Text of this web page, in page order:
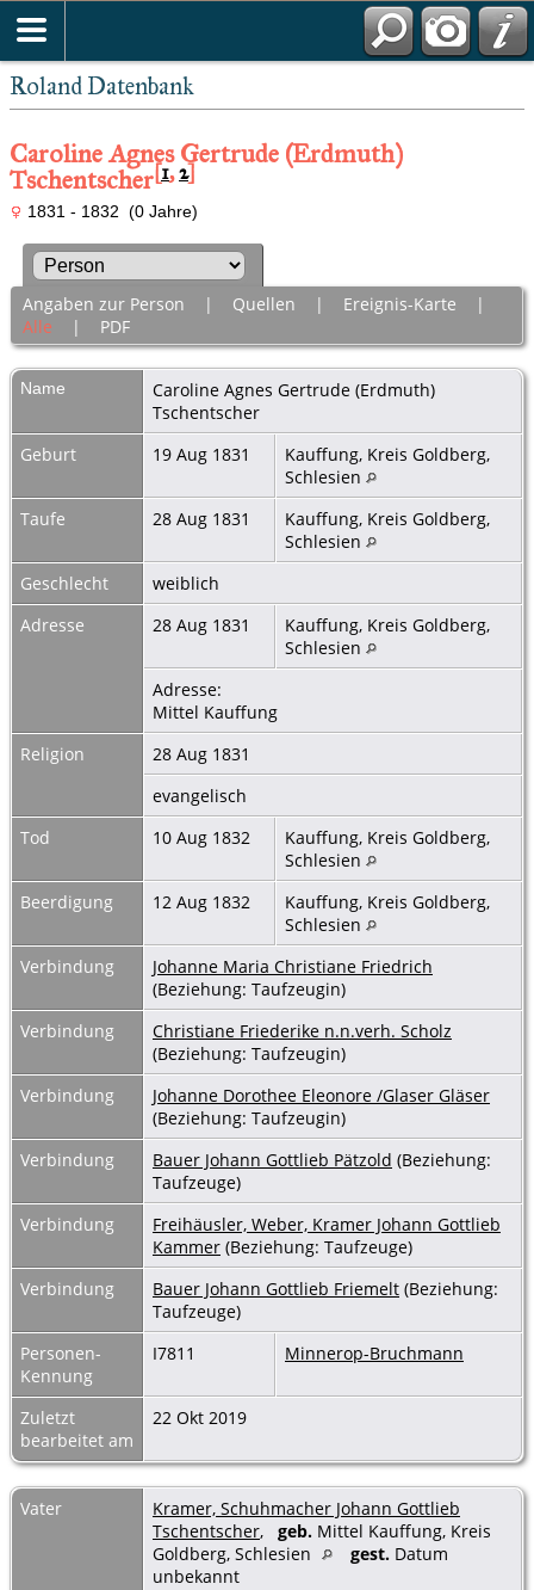
Roland Datenbank
Caroline Agnes Gertrude (Erdmuth)
Tschentscher[1,2]
1831 - 1832 (0 Jahre)
Angaben zur Person | Quellen | Ereignis-Karte |
Alle | PDF
Name
Caroline Agnes Gertrude (Erdmuth)
Tschentscher
Geburt
19 Aug 1831
Kauffung, Kreis Goldberg,
Schlesien
Taufe
28 Aug 1831
Kauffung, Kreis Goldberg,
Schlesien
Geschlecht
weiblich
Adresse
28 Aug 1831
Kauffung, Kreis Goldberg,
Schlesien
Adresse:
Mittel Kauffung
Religion
28 Aug 1831
evangelisch
Tod
10 Aug 1832
Kauffung, Kreis Goldberg,
Schlesien
Beerdigung
12 Aug 1832
Kauffung, Kreis Goldberg,
Schlesien
Verbindung
Johanne Maria Christiane Friedrich
(Beziehung: Taufzeugin)
Verbindung
Christiane Friederike n.n.verh. Scholz
(Beziehung: Taufzeugin)
Verbindung
Johanne Dorothee Eleonore /Glaser Gläser
(Beziehung: Taufzeugin)
Verbindung
Bauer Johann Gottlieb Pätzold (Beziehung:
Taufzeuge)
Verbindung
Freihäusler, Weber, Kramer Johann Gottlieb
Kammer (Beziehung: Taufzeuge)
Verbindung
Bauer Johann Gottlieb Friemelt (Beziehung:
Taufzeuge)
Personen-
Kennung
I7811 Minnerop-Bruchmann
Zuletzt
bearbeitet am
22 Okt 2019
Vater
Kramer, Schuhmacher Johann Gottlieb
Tschentscher, geb. Mittel Kauffung, Kreis
Goldberg, Schlesien
gest. Datum
unbekannt